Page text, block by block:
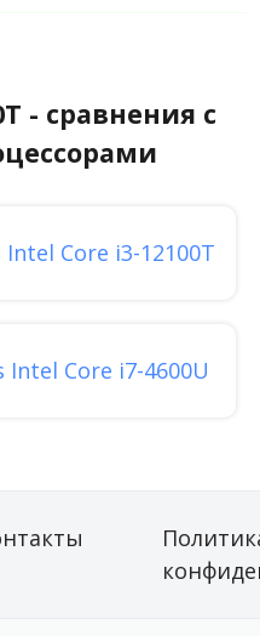
- сравнения с
Core i3-12100T
Intel Core i7-4600U